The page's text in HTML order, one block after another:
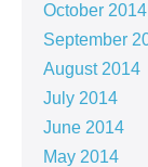
October 2014
September
August 2014
July 2014
June 2014
May 2014